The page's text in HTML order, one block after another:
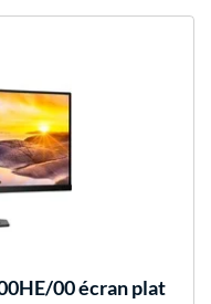
00 écran plat